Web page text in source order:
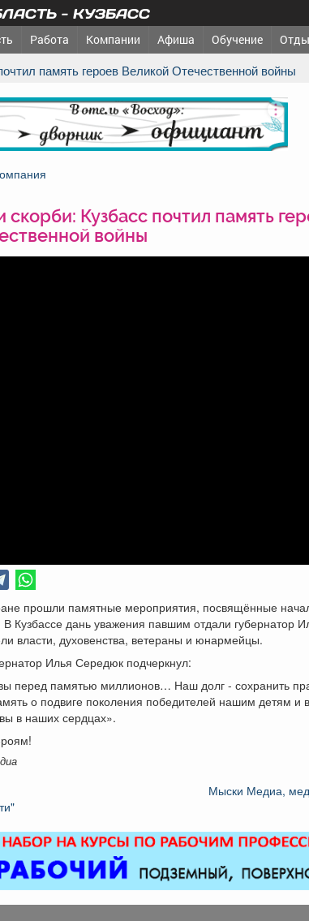
- КУЗБАСС
Работа Компании Афиша Обучение
память героев Великой Отечественной войны
скорби: Кузбасс почтил память
войны
прошли памятные мероприятия, посвящённые
Кузбассе дань уважения павшим отдали губернатор
власти, духовенства, ветераны и юнармейцы.
Илья Середюк подчеркнул:
перед памятью миллионов… Наш долг - сохранить
о подвиге поколения победителей нашим детям и
в наших сердцах».
Мыски Медиа,